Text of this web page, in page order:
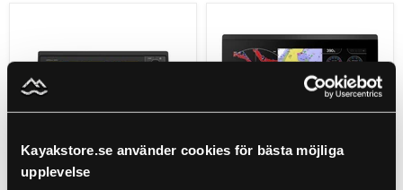
Kayakstore.se använder cookies för bästa möjliga
upplevelse
Sale
1022
-
med
global
GPSMAP
12"
plotter
baskarta